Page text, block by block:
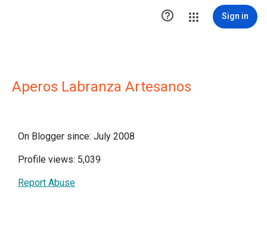
 Sign in
Aperos Labranza Artesanos
On Blogger since: July 2008
Profile views: 5,039
Report Abuse